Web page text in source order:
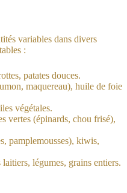
variables dans divers
:
patates douces.
maquereau), huile de foie
végétales.
vertes (épinards, chou frisé),
pamplemousses), kiwis,
légumes, grains entiers.